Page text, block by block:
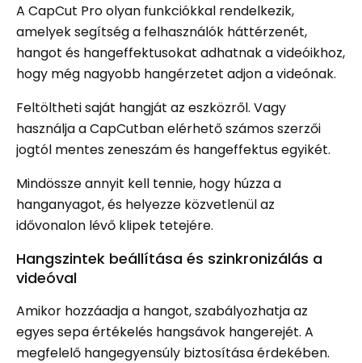
A CapCut Pro olyan funkciókkal rendelkezik,
amelyek segítség a felhasználók háttérzenét,
hangot és hangeffektusokat adhatnak a videóikhoz,
hogy még nagyobb hangérzetet adjon a videónak.
Feltöltheti saját hangját az eszközről. Vagy
használja a CapCutban elérhető számos szerzői
jogtól mentes zeneszám és hangeffektus egyikét.
Mindössze annyit kell tennie, hogy húzza a
hanganyagot, és helyezze közvetlenül az
idővonalon lévő klipek tetejére.
Hangszintek beállítása és szinkronizálás a
videóval
Amikor hozzáadja a hangot, szabályozhatja az
egyes sepa értékelés hangsávok hangerejét. A
megfelelő hangegyensúly biztosítása érdekében.